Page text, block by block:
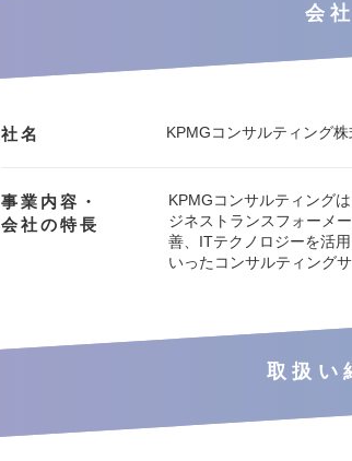
会
社名 KPMGコンサルティング株
事業内容・
会社の特長
KPMGコンサルティング
ジネストランスフォーメ
善、ITテクノロジーを活
いったコンサルティング
取扱い